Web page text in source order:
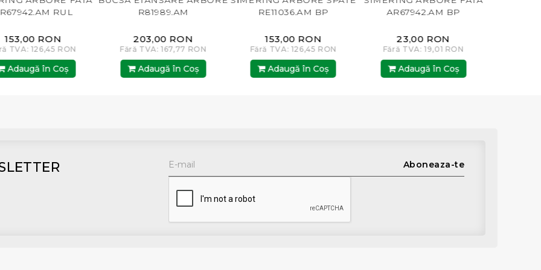
RUL
RON
126,45 RON
în Coş
R81989.AM
203,00 RON
Fără TVA: 167,77 RON
Adaugă în Coş
RE11036.AM BP
153,00 RON
Fără TVA: 126,45 RON
Adaugă în Coş
AR67942.AM BP
23,00 RON
Fără TVA: 19,01 RON
Adaugă în Coş
Aboneaza-te